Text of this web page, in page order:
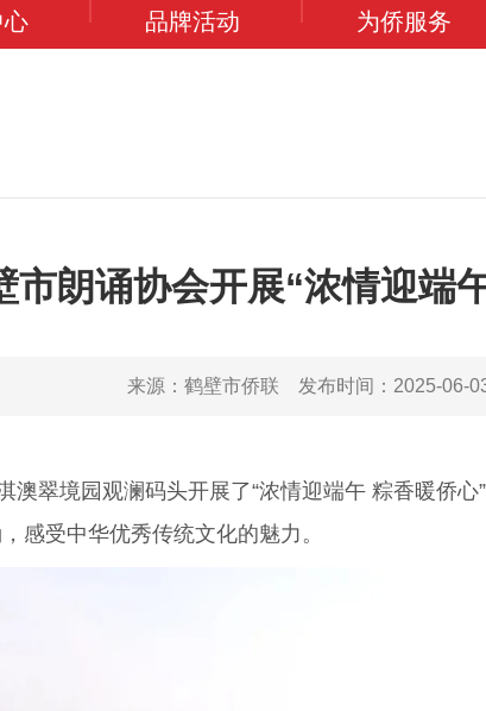
心 品牌活动 为侨服务
市朗诵协会开展“浓情迎端
来源： 鹤壁市侨联 发布时间： 2025-06-
境园观澜码头开展了“浓情迎端午 粽香暖侨心
感受中华优秀传统文化的魅力。